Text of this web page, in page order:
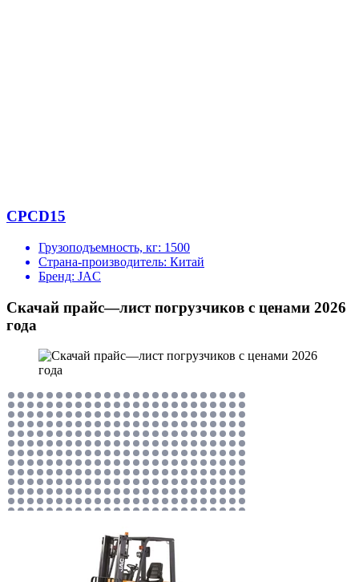
CPCD15
Грузоподъемность, кг: 1500
Страна-производитель: Китай
Бренд: JAC
Скачай прайс—лист погрузчиков с ценами 2026
года